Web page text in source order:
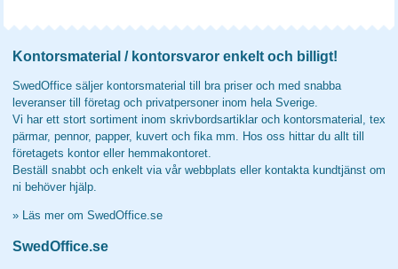
Kontorsmaterial / kontorsvaror enkelt och billigt!
SwedOffice säljer kontorsmaterial till bra priser och med snabba
leveranser till företag och privatpersoner inom hela Sverige.
Vi har ett stort sortiment inom skrivbordsartiklar och kontorsmaterial, tex
pärmar, pennor, papper, kuvert och fika mm. Hos oss hittar du allt till
företagets kontor eller hemmakontoret.
Beställ snabbt och enkelt via vår webbplats eller kontakta kundtjänst om
ni behöver hjälp.
» Läs mer om SwedOffice.se
SwedOffice.se